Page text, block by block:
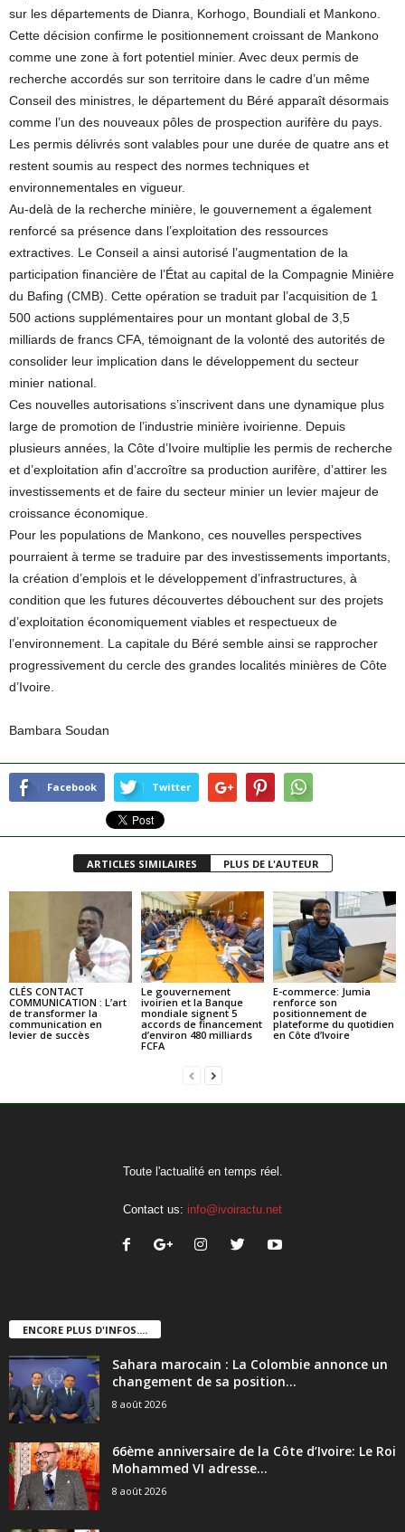
sur les départements de Dianra, Korhogo, Boundiali et Mankono.
Cette décision confirme le positionnement croissant de Mankono
comme une zone à fort potentiel minier. Avec deux permis de
recherche accordés sur son territoire dans le cadre d’un même
Conseil des ministres, le département du Béré apparaît désormais
comme l’un des nouveaux pôles de prospection aurifère du pays.
Les permis délivrés sont valables pour une durée de quatre ans et
restent soumis au respect des normes techniques et
environnementales en vigueur.
Au-delà de la recherche minière, le gouvernement a également
renforcé sa présence dans l’exploitation des ressources
extractives. Le Conseil a ainsi autorisé l’augmentation de la
participation financière de l’État au capital de la Compagnie Minière
du Bafing (CMB). Cette opération se traduit par l’acquisition de 1
500 actions supplémentaires pour un montant global de 3,5
milliards de francs CFA, témoignant de la volonté des autorités de
consolider leur implication dans le développement du secteur
minier national.
Ces nouvelles autorisations s’inscrivent dans une dynamique plus
large de promotion de l’industrie minière ivoirienne. Depuis
plusieurs années, la Côte d’Ivoire multiplie les permis de recherche
et d’exploitation afin d’accroître sa production aurifère, d’attirer les
investissements et de faire du secteur minier un levier majeur de
croissance économique.
Pour les populations de Mankono, ces nouvelles perspectives
pourraient à terme se traduire par des investissements importants,
la création d’emplois et le développement d’infrastructures, à
condition que les futures découvertes débouchent sur des projets
d’exploitation économiquement viables et respectueux de
l’environnement. La capitale du Béré semble ainsi se rapprocher
progressivement du cercle des grandes localités minières de Côte
d’Ivoire.
Bambara Soudan
Facebook Twitter
ARTICLES SIMILAIRES PLUS DE L'AUTEUR
CLÉS CONTACT
COMMUNICATION : L’art
de transformer la
communication en
levier de succès
Le gouvernement
ivoirien et la Banque
mondiale signent 5
accords de financement
d’environ 480 milliards
FCFA
E-commerce: Jumia
renforce son
positionnement de
plateforme du quotidien
en Côte d’Ivoire
Toute l'actualité en temps réel.
Contact us: info@ivoiractu.net
ENCORE PLUS D'INFOS....
Sahara marocain : La Colombie annonce un
changement de sa position...
8 août 2026
66ème anniversaire de la Côte d’Ivoire: Le Roi
Mohammed VI adresse...
8 août 2026